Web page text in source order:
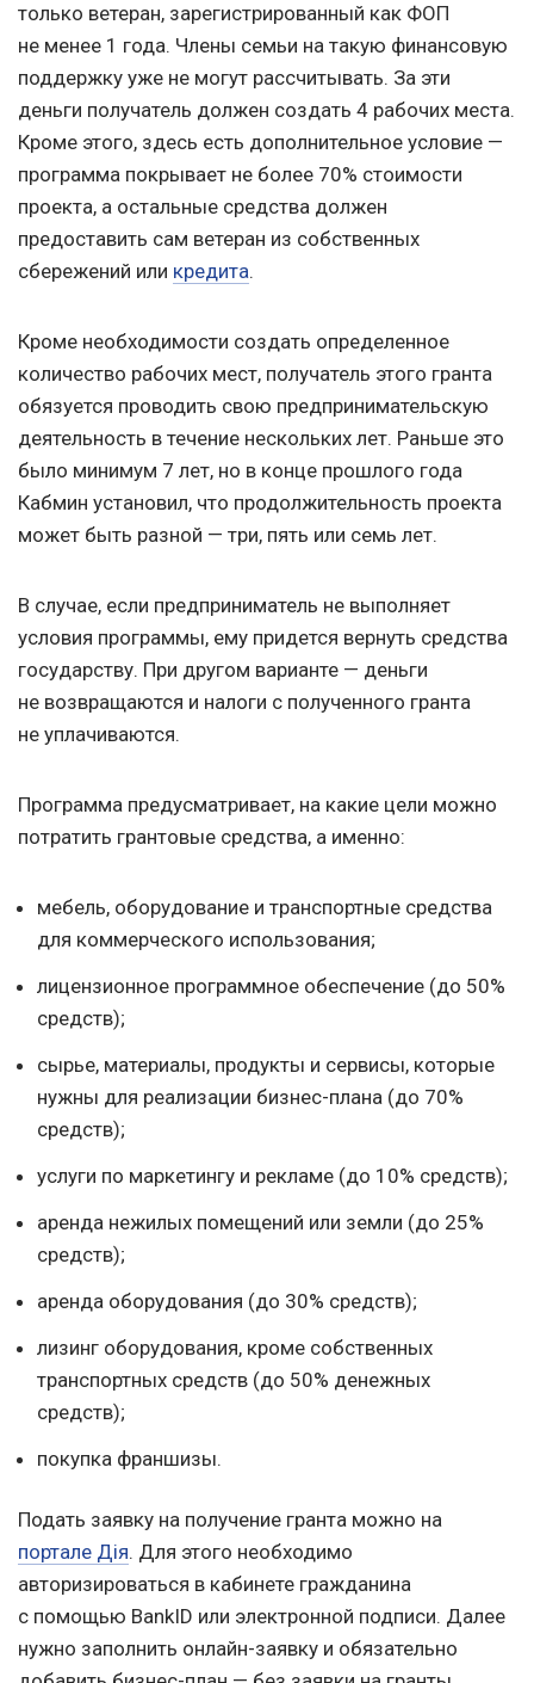
только ветеран, зарегистрированный как ФОП
не менее 1 года. Члены семьи на такую финансовую
поддержку уже не могут рассчитывать. За эти
деньги получатель должен создать 4 рабочих места.
Кроме этого, здесь есть дополнительное условие —
программа покрывает не более 70% стоимости
проекта, а остальные средства должен
предоставить сам ветеран из собственных
сбережений или кредита.
Кроме необходимости создать определенное
количество рабочих мест, получатель этого гранта
обязуется проводить свою предпринимательскую
деятельность в течение нескольких лет. Раньше это
было минимум 7 лет, но в конце прошлого года
Кабмин установил, что продолжительность проекта
может быть разной — три, пять или семь лет.
В случае, если предприниматель не выполняет
условия программы, ему придется вернуть средства
государству. При другом варианте — деньги
не возвращаются и налоги с полученного гранта
не уплачиваются.
Программа предусматривает, на какие цели можно
потратить грантовые средства, а именно:
мебель, оборудование и транспортные средства
для коммерческого использования;
лицензионное программное обеспечение (до 50%
средств);
сырье, материалы, продукты и сервисы, которые
нужны для реализации бизнес-плана (до 70%
средств);
услуги по маркетингу и рекламе (до 10% средств);
аренда нежилых помещений или земли (до 25%
средств);
аренда оборудования (до 30% средств);
лизинг оборудования, кроме собственных
транспортных средств (до 50% денежных
средств);
покупка франшизы.
Подать заявку на получение гранта можно на
портале Дія. Для этого необходимо
авторизироваться в кабинете гражданина
с помощью BankID или электронной подписи. Далее
нужно заполнить онлайн-заявку и обязательно